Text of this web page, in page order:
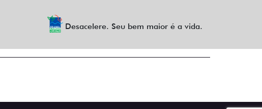
Desacelere. Seu bem maior é a vida.